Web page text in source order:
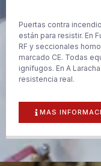
Puertas contra
están para resistir. En
RF y seccionales
marcado CE. Todas
ignífugos. En A
resistencia real.
MAS